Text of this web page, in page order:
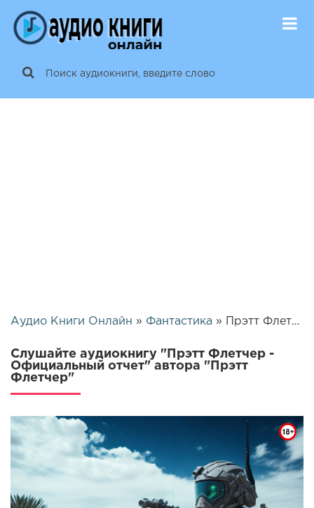
Аудио Книги Онлайн » Фантастика » Прэтт Флетчер - Официальный отчет | 10779
Слушайте аудиокнигу "Прэтт Флетчер -
Официальный отчет" автора "Прэтт
Флетчер"